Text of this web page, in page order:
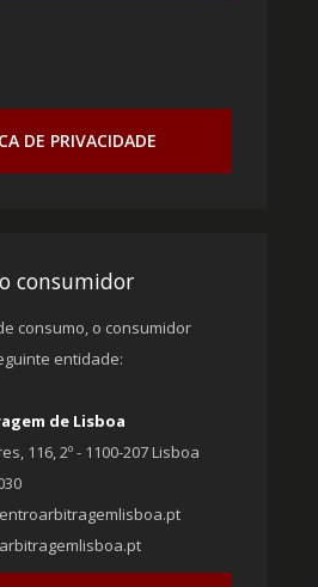
DE PRIVACIDADE
consumidor
consumo, o consumidor
entidade:
de Lisboa
116, 2º - 1100-207 Lisboa